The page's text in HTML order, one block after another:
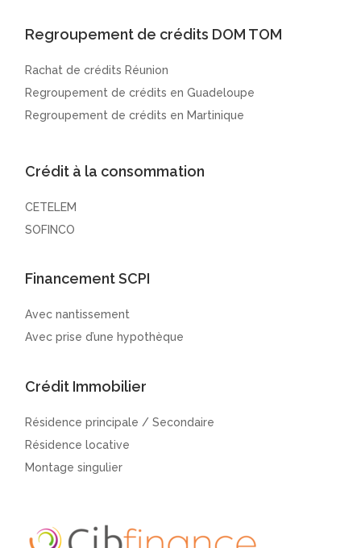
Regroupement de crédits DOM TOM
Rachat de crédits Réunion
Regroupement de crédits en Guadeloupe
Regroupement de crédits en Martinique
Crédit à la consommation
CETELEM
SOFINCO
Financement SCPI
Avec nantissement
Avec prise d’une hypothèque
Crédit Immobilier
Résidence principale / Secondaire
Résidence locative
Montage singulier